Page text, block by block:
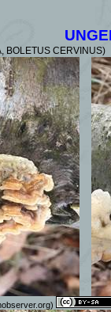
BOLETUS CERVINUS)